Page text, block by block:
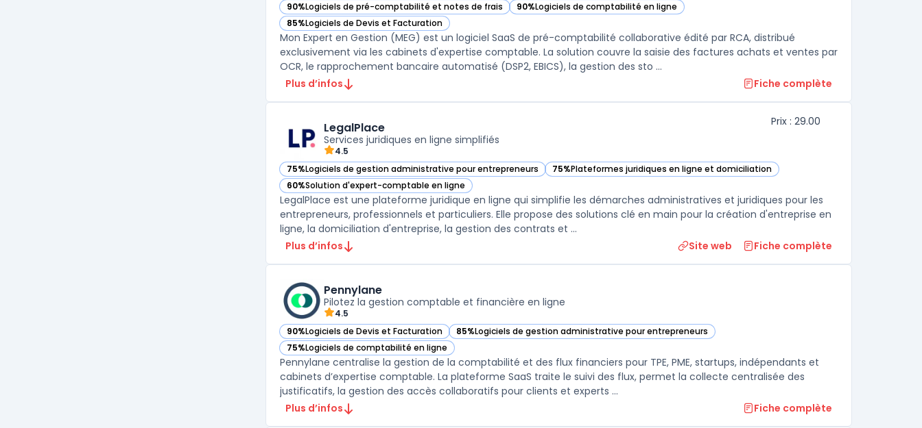
90%Logiciels de pré-comptabilité et notes de frais
— voir Mon Expert en Gestion (MEG) dans cette catégorie
90%Logiciels de comptabilité en ligne
— voir Mon Expert en Gestion (MEG) dans cette catégorie
85%Logiciels de Devis et Facturation
— voir Mon Expert en Gestion (MEG) dans cette catégorie
Mon Expert en Gestion (MEG) est un logiciel SaaS de pré-comptabilité collaborative édité par RCA, distribué
exclusivement via les cabinets d'expertise comptable. La solution couvre la saisie des factures achats et ventes par
OCR, le rapprochement bancaire automatisé (DSP2, EBICS), la gestion des sto ...
Plus d’infos
Fiche complète
LegalPlace
Services juridiques en ligne simplifiés
4.5
Prix : 29.00
75%Logiciels de gestion administrative pour entrepreneurs
— voir LegalPlace dans cette catégorie 75%Plateformes juridiques en ligne et domiciliation
— voir LegalPlace dans cette catégorie
60%Solution d'expert-comptable en ligne
— voir LegalPlace dans cette catégorie
LegalPlace est une plateforme juridique en ligne qui simplifie les démarches administratives et juridiques pour les
entrepreneurs, professionnels et particuliers. Elle propose des solutions clé en main pour la création d'entreprise en
ligne, la domiciliation d'entreprise, la gestion des contrats et ...
Plus d’infos
Site web Fiche complète
Pennylane
Pilotez la gestion comptable et financière en ligne
4.5
90%Logiciels de Devis et Facturation
— voir Pennylane dans cette catégorie 85%Logiciels de gestion administrative pour entrepreneurs
— voir Pennylane dans cette catégorie
75%Logiciels de comptabilité en ligne
— voir Pennylane dans cette catégorie
Pennylane centralise la gestion de la comptabilité et des flux financiers pour TPE, PME, startups, indépendants et
cabinets d’expertise comptable. La plateforme SaaS traite le suivi des flux, permet la collecte centralisée des
justificatifs, la gestion des accès collaboratifs pour clients et experts ...
Plus d’infos
Fiche complète